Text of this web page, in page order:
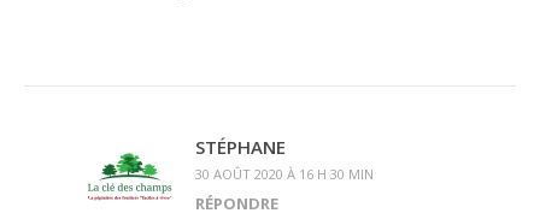
STÉPHANE
30 AOÛT 2020 À 16 H 30 MIN
RÉPONDRE